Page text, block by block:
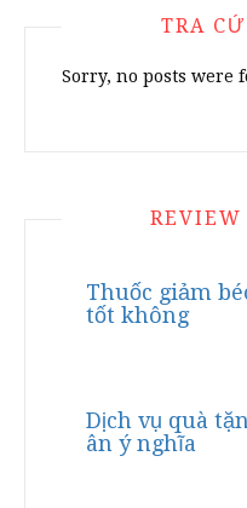
TRA
Sorry, no posts were
REVIEW
Thuốc giảm
tốt không
Dịch vụ quà
ân ý nghĩa